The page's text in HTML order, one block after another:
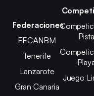
Federaciones
FECANBM
Tenerife
Lanzarote
Gran Canaria
Pista
Juego